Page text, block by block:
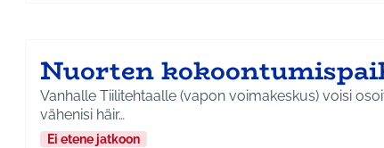
Nuorten
Vanhalle Tiilitehtaalle (vapon voimakeskus) voisi
vähenisi häir…
Ei etene jatkoon